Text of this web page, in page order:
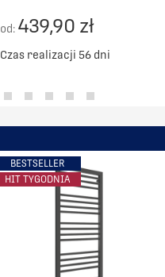
od: 439,90 zł
Czas realizacji 56 dni
BESTSELLER
HIT TYGODNIA